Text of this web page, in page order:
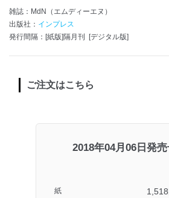
雑誌：MdN（エムディーエヌ）
出版社： インプレス
発行間隔：[紙版]隔月刊 [デジタル版]
ご注文はこちら
2018年04月06日発
紙